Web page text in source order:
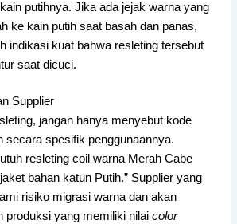
putihnya. Jika ada jejak warna yang
ke kain putih saat basah dan panas,
indikasi kuat bahwa resleting tersebut
saat dicuci.
Supplier
jangan hanya menyebut kode
secara spesifik penggunaannya.
resleting coil warna Merah Cabe
bahan katun Putih.” Supplier yang
risiko migrasi warna dan akan
produksi yang memiliki nilaicolor